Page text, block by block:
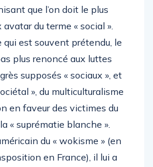
que l’on doit le plus
du terme « social ».
est souvent prétendu, le
plus renoncé aux luttes
supposés « sociaux », et
», du multiculturalisme
en faveur des victimes du
« suprématie blanche ».
du « wokisme » (en
en France), il lui a